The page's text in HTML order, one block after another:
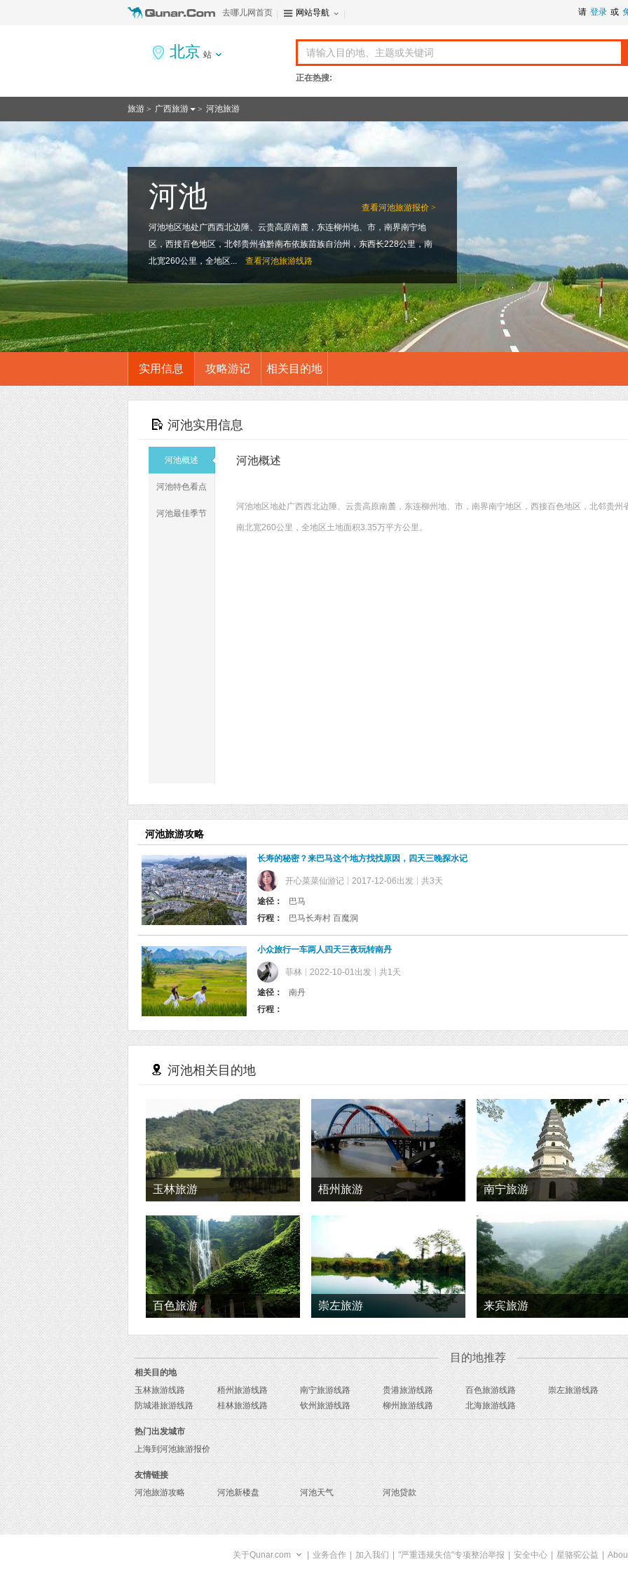
请 登录 或
去哪儿网首页 网站导航
北京 站
正在热搜:
旅游 > 广西旅游 > 河池旅游
查看河池旅游报价 >
河池
河池地区地处广西西北边陲、云贵高原南麓，东连柳州地、市，南界南宁地
区，西接百色地区，北邻贵州省黔南布依族苗族自治州，东西长228公里，南
北宽260公里，全地区...
查看河池旅游线路
实用信息 攻略游记 相关目的地
河池实用信息
河池概述
河池特色看点
河池最佳季节
河池概述
河池地区地处广西西北边陲、云贵高原南麓，东连柳州地、市，南界南宁地区，西接百色地区，北邻贵
南北宽260公里，全地区土地面积3.35万平方公里。
河池旅游攻略
长寿的秘密？来巴马这个地方找找原因，四天三晚探水记
开心菜菜仙游记 2017-12-06出发 共3天
途径：
巴马
行程：
巴马长寿村 百魔洞
小众旅行一车两人四天三夜玩转南丹
菲林 2022-10-01出发 共1天
途径：
南丹
行程：
河池相关目的地
玉林旅游 梧州旅游 南宁旅游
百色旅游 崇左旅游 来宾旅游
目的地推荐
相关目的地
玉林旅游线路
梧州旅游线路 南宁旅游线路 贵港旅游线路 百色旅游线路
崇左旅游线路
防城港旅游线路
桂林旅游线路 钦州旅游线路 柳州旅游线路 北海旅游线路
热门出发城市
上海到河池旅游报价
友情链接
河池旅游攻略
河池新楼盘 河池天气 河池贷款
关于Qunar.com 业务合作 加入我们 "严重违规失信"专项整治举报 安全中心 星骆驼公益